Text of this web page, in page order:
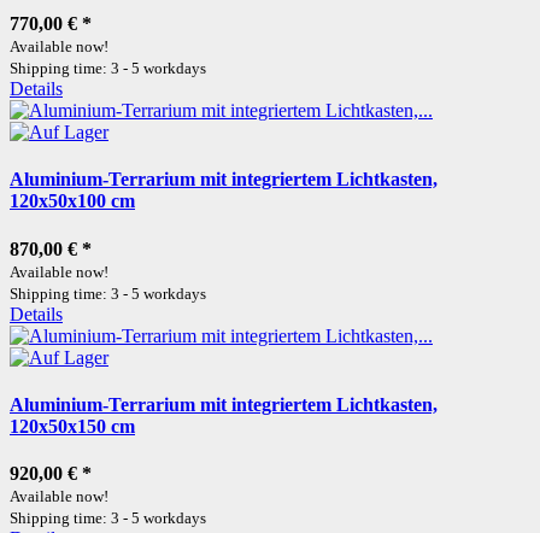
770,00 € *
Available now!
Shipping time: 3 - 5 workdays
Details
Aluminium-Terrarium mit integriertem Lichtkasten,
120x50x100 cm
870,00 € *
Available now!
Shipping time: 3 - 5 workdays
Details
Aluminium-Terrarium mit integriertem Lichtkasten,
120x50x150 cm
920,00 € *
Available now!
Shipping time: 3 - 5 workdays